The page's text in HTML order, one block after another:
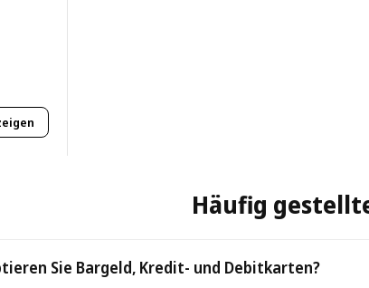
Häufig
Sie Bargeld, Kredit- und Debitkarten?